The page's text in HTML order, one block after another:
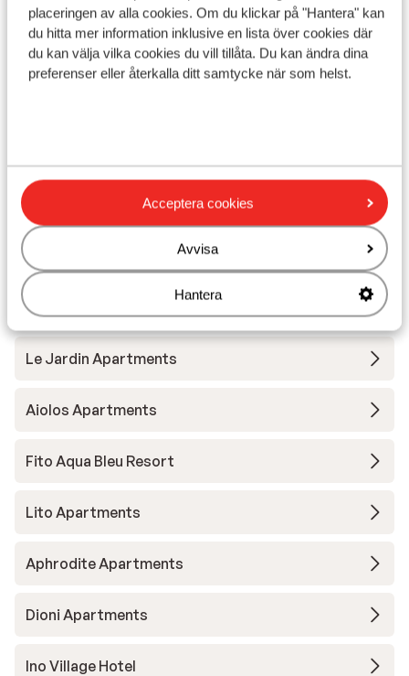
placeringen av alla cookies. Om du klickar på "Hantera" kan
du hitta mer information inklusive en lista över cookies där
du kan välja vilka cookies du vill tillåta. Du kan ändra dina
preferenser eller återkalla ditt samtycke när som helst.
Acceptera cookies
Avvisa
Hantera
solstolar () , parasoll (mot betalning) )
Avstånd till centrum: ca 500 m
Avstånd till bargata ca 500 m
Avstånd till flygplats ca 23 km
Närmaste kiosk ca 200 m
Närmaste restaurang ca 200 m
Närmaste apotek ca 500 m
Närmaste sjukhus ca 13 km
Andra boenden i Samos
Le Jardin Apartments
Aiolos Apartments
Fito Aqua Bleu Resort
Lito Apartments
Aphrodite Apartments
Dioni Apartments
Ino Village Hotel